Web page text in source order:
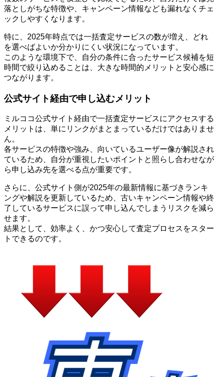
落としがちな特徴や、キャンペーン情報なども漏れなくチェ
ックしやすくなります。
特に、2025年時点では一括査定サービスの数が増え、どれ
を選べばよいか分かりにくい状況になっています。
このような環境下で、自分の条件に合ったサービス候補を短
時間で絞り込めることは、大きな時間的メリットと安心感に
つながります。
公式サイト経由で申し込むメリット
ミルココ公式サイト経由で一括査定サービスにアクセスする
メリットは、単にリンクがまとまっているだけではありませ
ん。
各サービスの特徴や強み、向いているユーザー像が解説され
ているため、自分が重視したいポイントと照らし合わせなが
ら申し込み先を選べる点が重要です。
さらに、公式サイト側が2025年の最新情報に基づきランキ
ングや解説を更新しているため、古いキャンペーン情報や終
了しているサービスに誤って申し込んでしまうリスクを減ら
せます。
結果として、効率よく、かつ安心して査定プロセスをスター
トできるのです。